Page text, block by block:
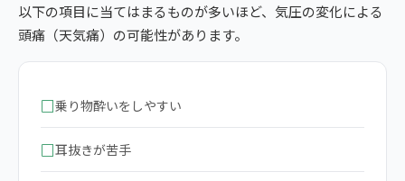
以下の項目に当てはまるものが多いほど、気圧の変化による
頭痛（天気痛）の可能性があります。
□乗り物酔いをしやすい
□耳抜きが苦手